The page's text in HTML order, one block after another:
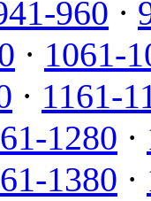
960 ·
· 1061-
· 1161-
1280 ·
1380 ·